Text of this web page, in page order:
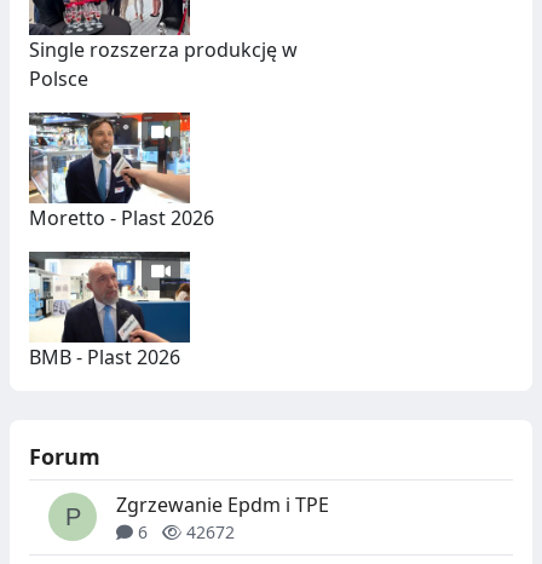
Single rozszerza produkcję w
Polsce
Moretto - Plast 2026
BMB - Plast 2026
Forum
Zgrzewanie Epdm i TPE
6 42672